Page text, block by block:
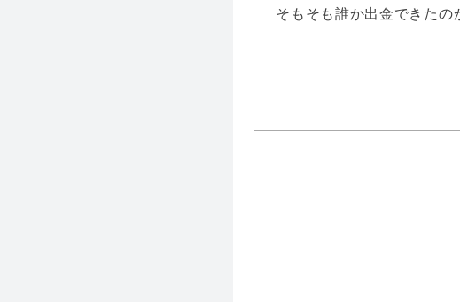
そもそも誰か出金できたの